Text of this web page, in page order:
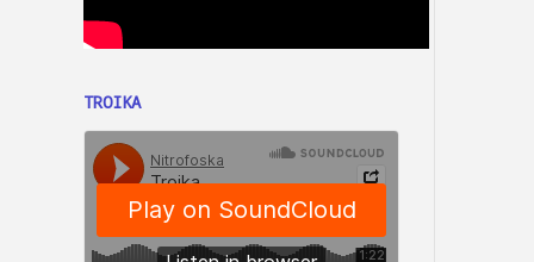
TROIKA